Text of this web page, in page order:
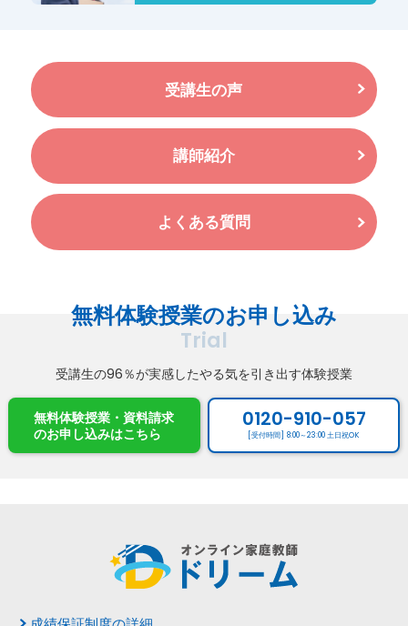
受講生の声
講師紹介
よくある質問
無料体験授業のお申し込み
Trial
受講生の96％が実感したやる気を引き出す体験授業
無料体験授業・資料請求
のお申し込みはこちら
0120-910-057
[受付時間] 8:00～23:00 土日祝OK